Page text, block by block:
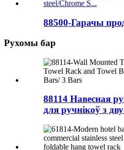
88500-Гарачы
Рухомы бар
88114 Навесная
для ручнікоў з